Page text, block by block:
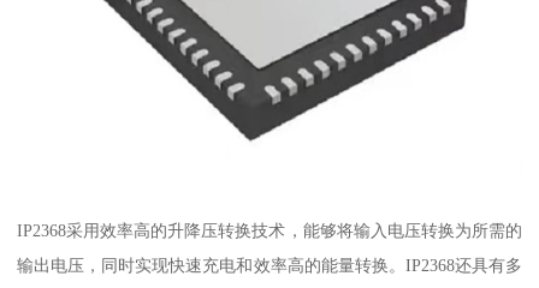
IP2368采用效率高的升降压转换技术，能够将输入电压转换为所需的
输出电压，同时实现快速充电和效率高的能量转换。IP2368还具有多